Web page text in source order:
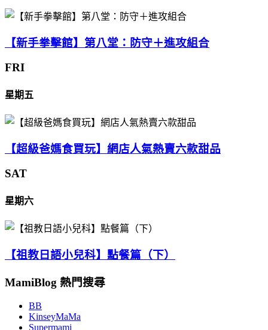
【新手拳擊館】第八堂：防守＋進攻組合
FRI
星期五
【超級爸媽食買玩】網店人氣熱賣六款甜品
SAT
星期六
【祖教日語小兒科】點餐篇（下）
MamiBlog 熱門搜尋
BB
KinseyMaMa
Supermami